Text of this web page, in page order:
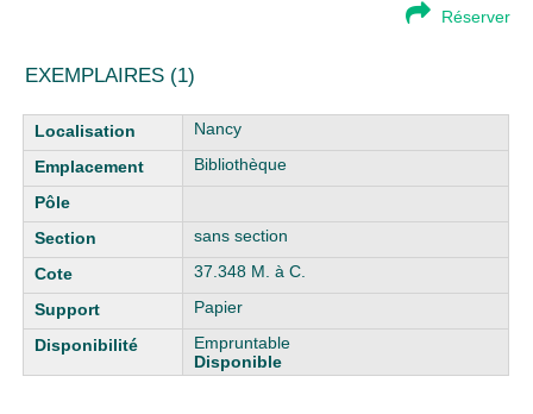
Réserver
EXEMPLAIRES (1)
Liste des exemplaires
Nancy
Bibliothèque
sans section
37.348 M. à C.
Papier
Empruntable
Disponible